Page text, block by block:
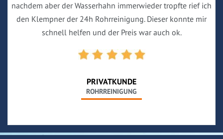
nachdem aber der Wasserhahn immerwieder tropfte rief ich
den Klempner der 24h Rohrreinigung. Dieser konnte mir
schnell helfen und der Preis war auch ok.
PRIVATKUNDE
ROHRREINIGUNG